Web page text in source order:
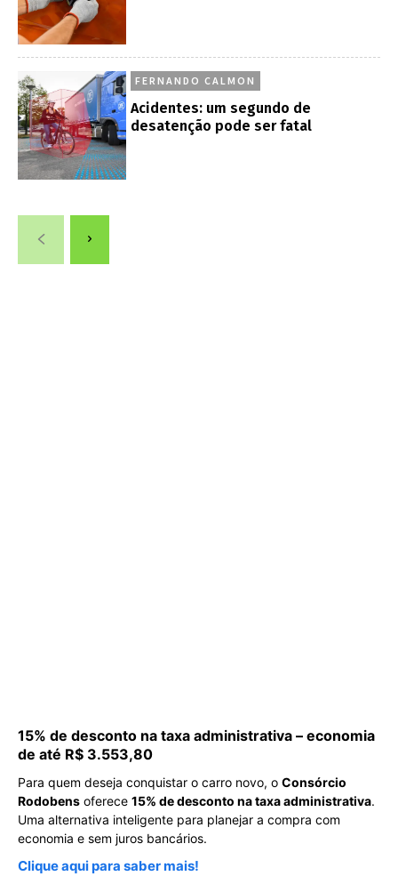
FERNANDO CALMON
Acidentes: um segundo de
desatenção pode ser fatal
15% de desconto na taxa administrativa – economia
de até R$ 3.553,80
Para quem deseja conquistar o carro novo, o Consórcio
Rodobens oferece 15% de desconto na taxa administrativa.
Uma alternativa inteligente para planejar a compra com
economia e sem juros bancários.
Clique aqui para saber mais!